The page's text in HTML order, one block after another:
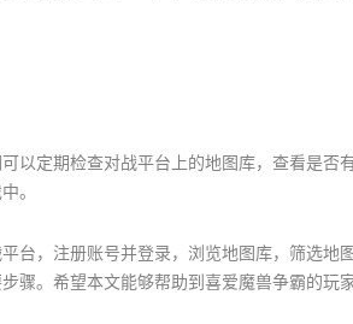
以定期检查对战平台上的地图库，查看是否
。
台，注册账号并登录，浏览地图库，筛选地
骤。希望本文能够帮助到喜爱魔兽争霸的玩